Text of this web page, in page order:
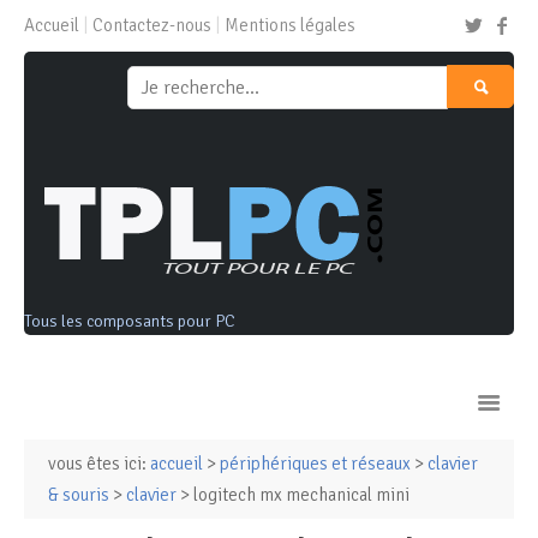
Accueil Contactez-nous Mentions légales
Tous les composants pour PC
Ordinateurs & Tablettes
vous êtes ici: accueil > périphériques et réseaux > clavier
& souris > clavier > logitech mx mechanical mini